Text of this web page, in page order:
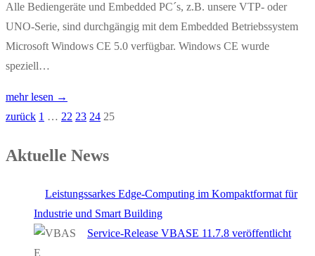
Alle Bediengeräte und Embedded PC´s, z.B. unsere VTP- oder
UNO-Serie, sind durchgängig mit dem Embedded Betriebssystem
Microsoft Windows CE 5.0 verfügbar. Windows CE wurde
speziell…
mehr lesen →
Seitennummerierung
der
zurück 1 … 22 23 24 25
Aktuelle News
Leistungssarkes Edge-Computing im Kompaktformat für
Industrie und Smart Building
Service-Release VBASE 11.7.8 veröffentlicht